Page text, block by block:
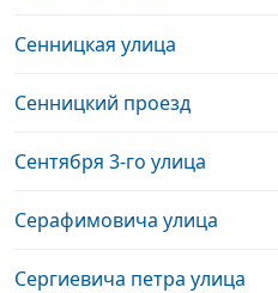
Сенницкая улица
Сенницкий проезд
Сентября 3-го улица
Серафимовича улица
Сергиевича петра улица